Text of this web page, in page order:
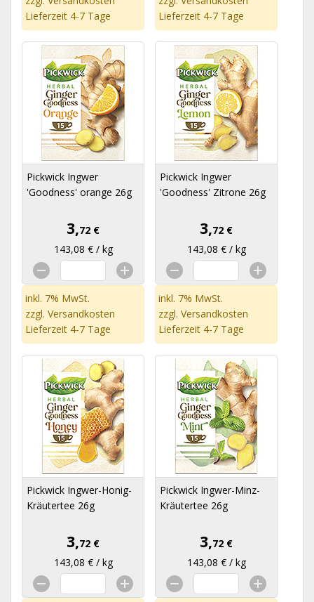
Lieferzeit 4-7 Tage
Lieferzeit 4-7 Tage
Pickwick Ingwer
'Goodness' orange 26g
3,72 €
143,08 € / kg
inkl. 7% MwSt.
zzgl. Versandkosten
Lieferzeit 4-7 Tage
Pickwick Ingwer
'Goodness' Zitrone 26g
3,72 €
143,08 € / kg
inkl. 7% MwSt.
zzgl. Versandkosten
Lieferzeit 4-7 Tage
Pickwick Ingwer-Honig-
Kräutertee 26g
3,72 €
143,08 € / kg
Pickwick Ingwer-Minz-
Kräutertee 26g
3,72 €
143,08 € / kg